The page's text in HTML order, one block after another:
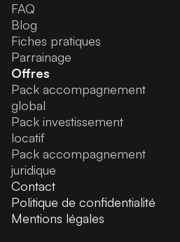
FAQ
Blog
Fiches pratiques
Parrainage
Offres
Pack accompagnement
global
Pack investissement
locatif
Pack accompagnement
juridique
Contact
Politique de confidentialité
Mentions légales